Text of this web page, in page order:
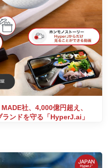
社、4,000億円超え、
ンドを守る「HyperJ.ai」